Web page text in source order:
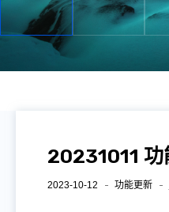
20231011 功
2023-10-12 功能更新